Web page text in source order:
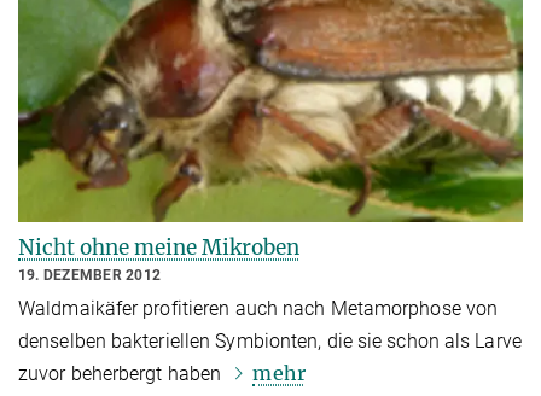
Nicht ohne meine Mikroben
19. DEZEMBER 2012
Waldmaikäfer profitieren auch nach Metamorphose von
denselben bakteriellen Symbionten, die sie schon als Larve
zuvor beherbergt haben
mehr